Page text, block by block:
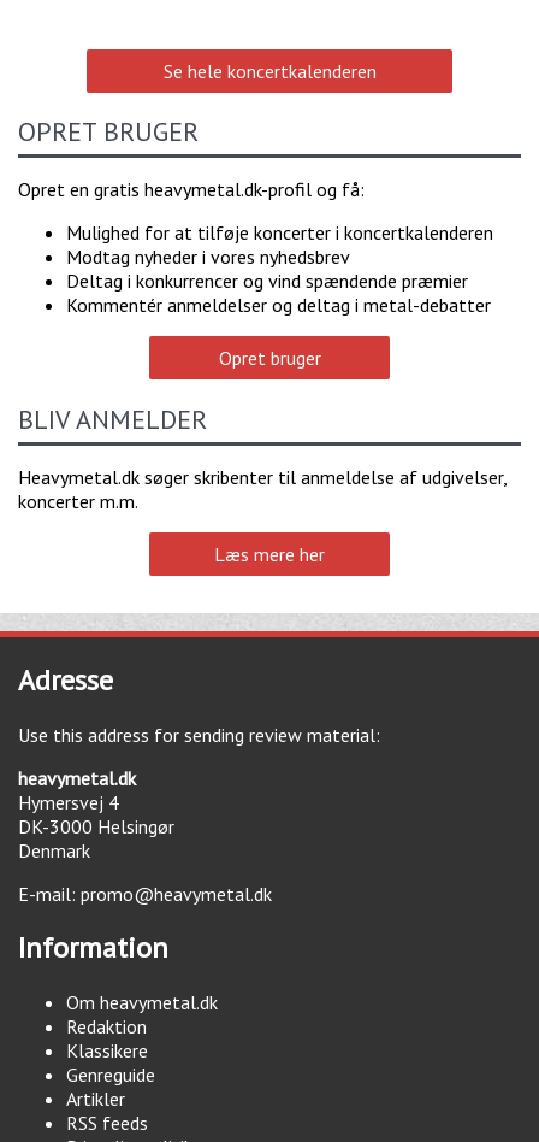
Se hele koncertkalenderen
OPRET BRUGER
Opret en gratis heavymetal.dk-profil og få:
Mulighed for at tilføje koncerter i koncertkalenderen
Modtag nyheder i vores nyhedsbrev
Deltag i konkurrencer og vind spændende præmier
Kommentér anmeldelser og deltag i metal-debatter
Opret bruger
BLIV ANMELDER
Heavymetal.dk søger skribenter til anmeldelse af udgivelser,
koncerter m.m.
Læs mere her
Adresse
Use this address for sending review material:
heavymetal.dk
Hymersvej 4
DK-3000 Helsingør
Denmark
E-mail: promo@heavymetal.dk
Information
Om heavymetal.dk
Redaktion
Klassikere
Genreguide
Artikler
RSS feeds